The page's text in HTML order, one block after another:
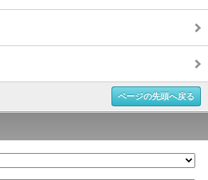
ページの先頭へ戻る